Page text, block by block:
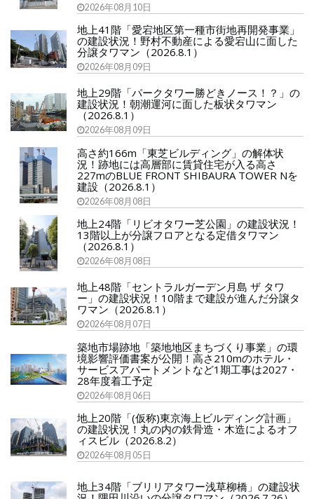
2026年08月10日
地上41階「愛宕地区第一種市街地再開発事業」
の建設状況！野村不動産による愛宕山に面した
分譲タワマン（2026.8.1）
2026年08月09日
地上29階「パークタワー勝どきノース！？」の
建設状況！朝潮運河に面した板状タワマン
（2026.8.1）
2026年08月09日
高さ約166m「東芝ビルディング」の解体状
況！跡地には高層部に賃貸住宅が入る高さ
227mのBLUE FRONT SHIBAURA TOWER Nを
建設（2026.8.1）
2026年08月08日
地上24階「リビオタワー芝公園」の建設状況！
13階以上が分譲フロアとなる定借タワマン
（2026.8.1）
2026年08月08日
地上48階「セントラルガーデン月島 ザ タワ
ー」の建設状況！10階まで建設が進んだ分譲タ
ワマン（2026.8.1）
2026年08月07日
築地市場跡地「築地地区まちづくり事業」の環
境影響評価書案が公開！高さ210mのホテル・
サービスアパートメントなど1期工事は2027・
28年度着工予定
2026年08月06日
地上20階「(仮称)東京海上ビルディング計画」
の建設状況！丸の内の鉄骨造・木造によるオフ
ィスビル（2026.8.2）
2026年08月05日
地上34階「ブリリアタワー浅草柳橋」の建設状